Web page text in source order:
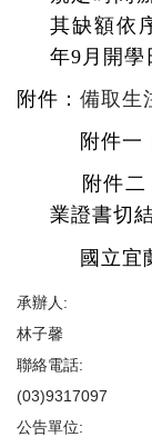
其缺額依
年9 月開學
附件： 備取生
附件一
附件二
業證書切
國立
承辦人:
林子馨
聯絡電話:
(03)9317097
公告單位: